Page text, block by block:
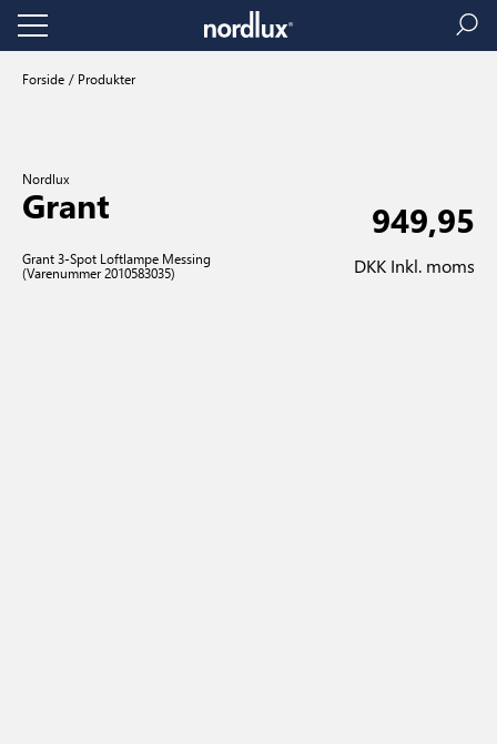
Forside Produkter
Nordlux
Grant
Grant 3-Spot Loftlampe Messing
(Varenummer 2010583035)
949,95
DKK Inkl. moms